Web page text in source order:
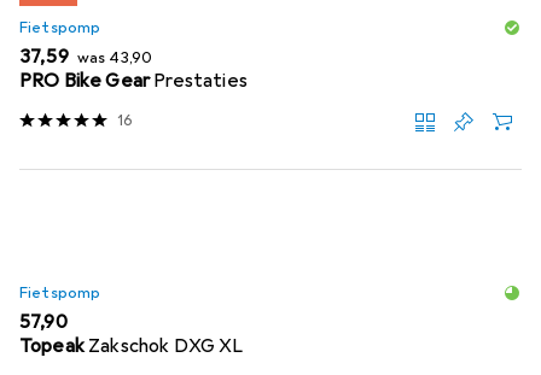
Fietspomp
EUR
37,59 was EUR
43,90
PRO Bike GearPrestaties
16
Fietspomp
EUR
57,90
Topeak Zakschok DXG XL